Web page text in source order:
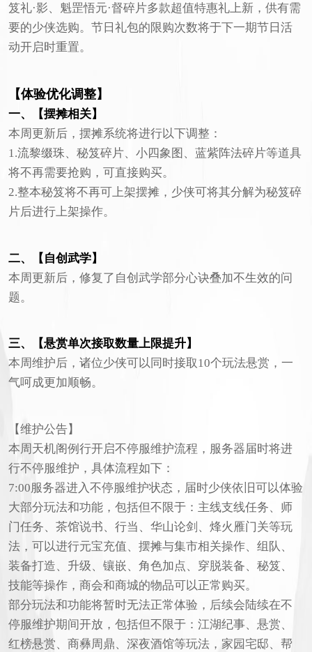
笈礼·影、魁罡悟元·督碎片多款超值特惠礼上新，供有需
要的少侠选购。节日礼包的限购次数将于下一期节日活
动开启时重置。
【体验优化调整】
一、【摆摊相关】
本周更新后，摆摊系统将进行以下调整：
1.流黎缀珠、秘笈碎片、小四象图、蓝紫阵法碎片等道具
将不再需要抢购，可直接购买。
2.整本秘笈将不再可上架摆摊，少侠可将其分解为秘笈碎
片后进行上架操作。
二、【自创武学】
本周更新后，修复了自创武学部分心诀叠加不生效的问
题。
三、【悬赏单次接取数量上限提升】
本周维护后，诸位少侠可以同时接取10个玩法悬赏，一
气呵成更加顺畅。
【维护公告】
本周天机阁例行开启不停服维护流程，服务器届时将进
行不停服维护，具体流程如下：
7:00服务器进入不停服维护状态，届时少侠依旧可以体验
大部分玩法和功能，包括但不限于：主线支线任务、师
门任务、茶馆说书、行当、华山论剑、烽火雁门关等玩
法，可以进行元宝充值、摆摊与集市相关操作、组队、
装备打造、升级、镶嵌、角色加点、穿脱装备、秘笈、
技能等操作，商会和商城的物品可以正常购买。
部分玩法和功能将暂时无法正常体验，后续会陆续在不
停服维护期间开放，包括但不限于：江湖纪事、悬赏、
红榜悬赏、商彝周鼎、深夜酒馆等玩法，家园宅邸、帮